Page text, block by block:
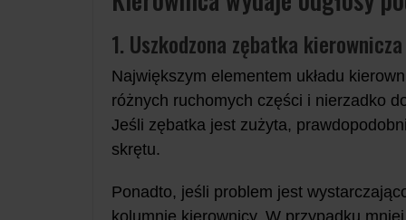
1. Uszkodzona zębatka kierownicza
Największym elementem układu
różnych ruchomych części i nierzadko
Jeśli zębatka jest zużyta,
skrętu.
Ponadto, jeśli problem jest
kolumnie kierownicy. W przypadku